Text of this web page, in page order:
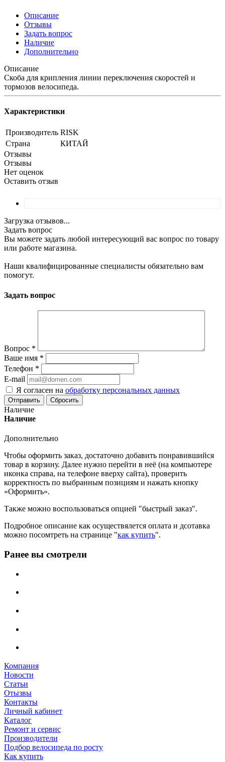
Описание
Отзывы
Задать вопрос
Наличие
Дополнительно
Описание
Скоба для крипления линии переключения скоростей и
тормозов велосипеда.
Характеристики
Производитель RISK
Страна
КИТАЙ
Отзывы
Отзывы
Нет оценок
Оставить отзыв
Загрузка отзывов...
Задать вопрос
Вы можете задать любой интересующий вас вопрос по товару
или работе магазина.
Наши квалифицированные специалисты обязательно вам
помогут.
Задать вопрос
Вопрос *
Ваше имя *
Телефон *
E-mail
Я согласен на обработку персональных данных
Сбросить
Наличие
Наличие
Дополнительно
Чтобы оформить заказ, достаточно добавить понравившийся
товар в корзину. Далее нужно перейти в неё (на компьютере
иконка справа, на телефоне вверху сайта), проверить
корректность по выбранным позициям и нажать кнопку
«Оформить».
Также можно воспользоваться опцией "быстрый заказ".
Подробное описание как осуществялется оплата и дсотавка
можно посомтреть на странице "как купить".
Ранее вы смотрели
Компания
Новости
Статьи
Отызвы
Контакты
Личный кабинет
Каталог
Ремонт и сервис
Производители
Подбор велосипеда по росту
Как купить